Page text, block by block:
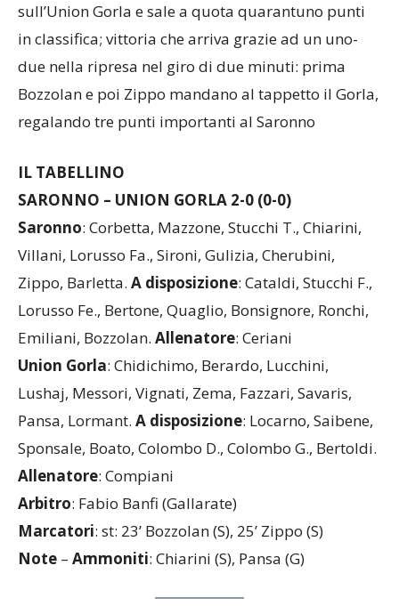
sull’Union Gorla e sale a quota quarantuno punti
in classifica; vittoria che arriva grazie ad un uno-
due nella ripresa nel giro di due minuti: prima
Bozzolan e poi Zippo mandano al tappetto il Gorla,
regalando tre punti importanti al Saronno
IL TABELLINO
SARONNO – UNION GORLA 2-0 (0-0)
Saronno: Corbetta, Mazzone, Stucchi T., Chiarini,
Villani, Lorusso Fa., Sironi, Gulizia, Cherubini,
Zippo, Barletta. A disposizione: Cataldi, Stucchi F.,
Lorusso Fe., Bertone, Quaglio, Bonsignore, Ronchi,
Emiliani, Bozzolan. Allenatore: Ceriani
Union Gorla: Chidichimo, Berardo, Lucchini,
Lushaj, Messori, Vignati, Zema, Fazzari, Savaris,
Pansa, Lormant. A disposizione: Locarno, Saibene,
Sponsale, Boato, Colombo D., Colombo G., Bertoldi.
Allenatore: Compiani
Arbitro: Fabio Banfi (Gallarate)
Marcatori: st: 23’ Bozzolan (S), 25’ Zippo (S)
Note – Ammoniti: Chiarini (S), Pansa (G)